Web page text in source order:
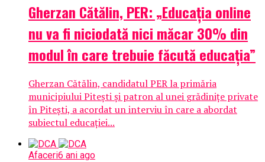
Gherzan Cătălin, PER: „Educaţia online
nu va fi niciodată nici măcar 30% din
modul în care trebuie făcută educaţia”
Gherzan Cătălin, candidatul PER la primăria
municipiului Piteşti şi patron al unei grădiniţe private
în Piteşti, a acordat un interviu în care a abordat
subiectul educaţiei...
Afaceri6 ani ago